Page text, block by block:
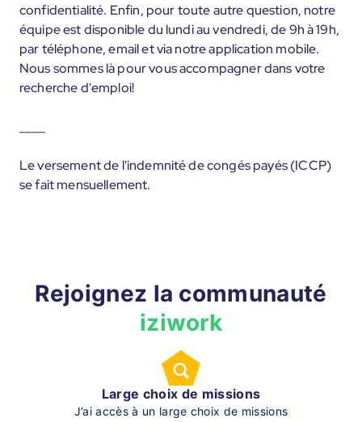
confidentialité. Enfin, pour toute autre question, notre
équipe est disponible du lundi au vendredi, de 9h à 19h,
par téléphone, email et via notre application mobile.
Nous sommes là pour vous accompagner dans votre
recherche d'emploi!
Le versement de l'indemnité de congés payés (ICCP)
se fait mensuellement.
Rejoignez la communauté
iziwork
Large choix de missions
J’ai accès à un large choix de missions